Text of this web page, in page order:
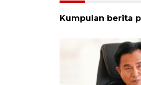
Kumpulan berita